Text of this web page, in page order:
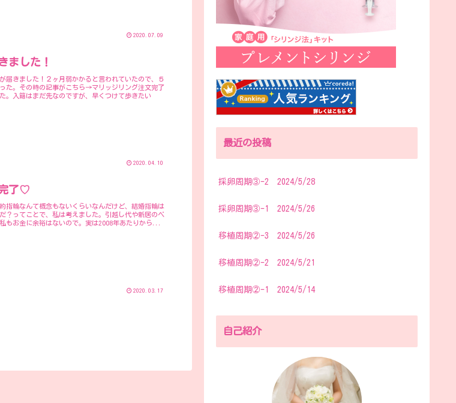
2020.07.09
ました！
届きました！２ヶ月弱かかると言われていたので、５
た。その時の記事がこちら→マリッジリング注文完了
。入籍はまだ先なのですが、早くつけて歩きたい
2020.04.10
了♡
指輪なんて概念もないくらいなんだけど、結婚指輪は
？ってことで、私は考えました。引越し代や新居のベ
もお金に余裕はないので。実は2008年あたりから...
2020.03.17
最近の投稿
採卵周期③-2 2024/5/28
採卵周期③-1 2024/5/26
移植周期②-3 2024/5/26
移植周期②-2 2024/5/21
移植周期②-1 2024/5/14
自己紹介